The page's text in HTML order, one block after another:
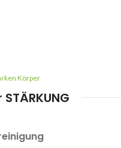
Körper